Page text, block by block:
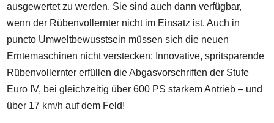
ausgewertet zu werden. Sie sind auch dann verfügbar,
wenn der Rübenvollernter nicht im Einsatz ist. Auch in
puncto Umweltbewusstsein müssen sich die neuen
Erntemaschinen nicht verstecken: Innovative, spritsparende
Rübenvollernter erfüllen die Abgasvorschriften der Stufe
Euro IV, bei gleichzeitig über 600 PS starkem Antrieb – und
über 17 km/h auf dem Feld!